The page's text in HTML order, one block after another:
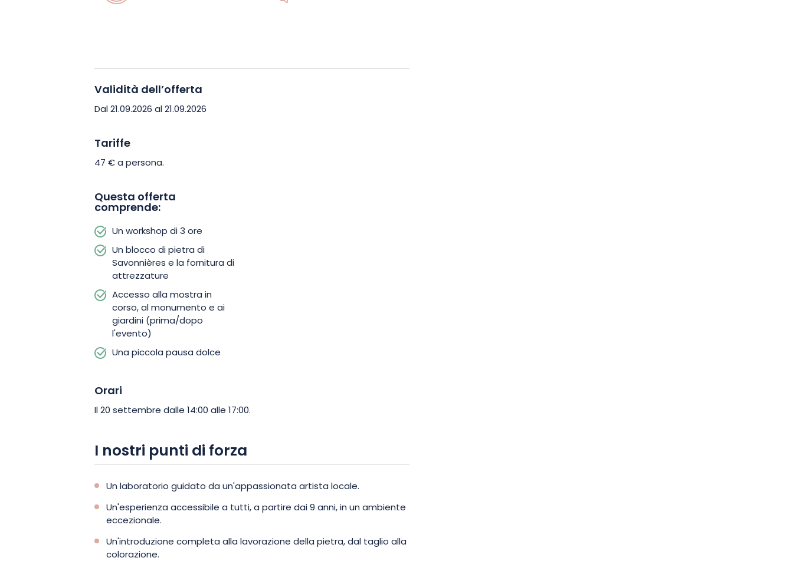
questo laboratorio, una pausa dolce delizierà i più golosi.
Prenotate subito questo laboratorio proposto dall’Abbazia dei
artistica unica! L’occasione ideale per scoprire in modo diverso l’arte
della scultura e il patrimonio vivente della Lorena.
Validità dell’offerta
Dal 21.09.2026 al 21.09.2026
Tariffe
47 € a persona.
Questa offerta
comprende:
Un workshop di 3 ore
Un blocco di pietra di
Savonnières e la fornitura di
attrezzature
Accesso alla mostra in
corso, al monumento e ai
giardini (prima/dopo
l'evento)
Una piccola pausa dolce
Orari
Il 20 settembre dalle 14:00 alle 17:00.
I nostri punti di forza
Un laboratorio guidato da un'appassionata artista locale.
Un'esperienza accessibile a tutti, a partire dai 9 anni, in un ambiente
eccezionale.
Un'introduzione completa alla lavorazione della pietra, dal taglio alla
colorazione.